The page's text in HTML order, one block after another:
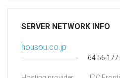
SERVER NETWORK INFO
housou.co.jp